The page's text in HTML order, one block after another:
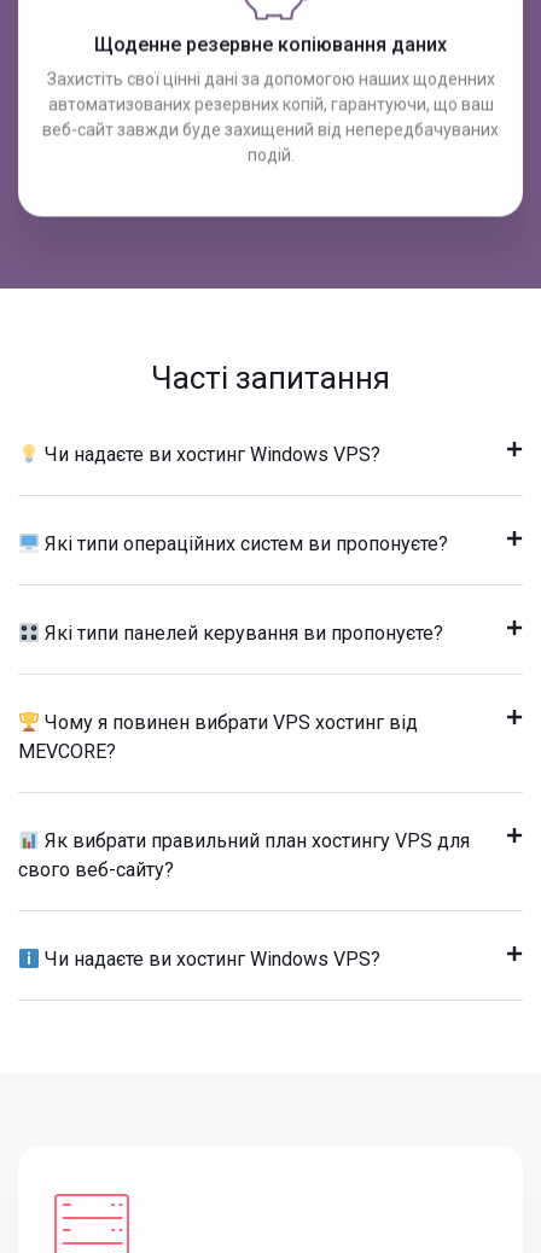
Щоденне резервне копіювання даних
Захистіть свої цінні дані за допомогою наших щоденних
автоматизованих резервних копій, гарантуючи, що ваш
веб-сайт завжди буде захищений від непередбачуваних
подій.
Часті запитання
Чи надаєте ви хостинг Windows VPS?
Які типи операційних систем ви пропонуєте?
Які типи панелей керування ви пропонуєте?
Чому я повинен вибрати VPS хостинг від
MEVCORE?
Як вибрати правильний план хостингу VPS для
свого веб-сайту?
Чи надаєте ви хостинг Windows VPS?